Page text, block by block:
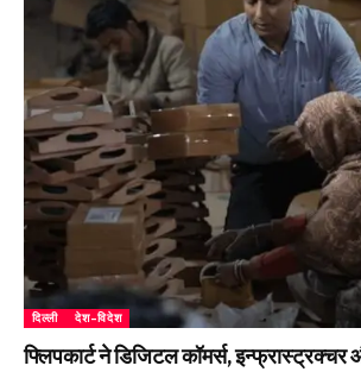
दिल्ली देश-विदेश
फ्लिपकार्ट ने डिजिटल कॉमर्स,